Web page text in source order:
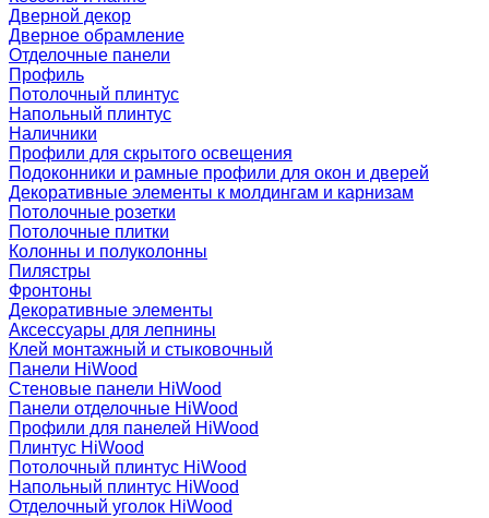
Дверной декор
Дверное обрамление
Отделочные панели
Профиль
Потолочный плинтус
Напольный плинтус
Наличники
Профили для скрытого освещения
Подоконники и рамные профили для окон и дверей
Декоративные элементы к молдингам и карнизам
Потолочные розетки
Потолочные плитки
Колонны и полуколонны
Пилястры
Фронтоны
Декоративные элементы
Аксессуары для лепнины
Клей монтажный и стыковочный
Панели HiWood
Стеновые панели HiWood
Панели отделочные HiWood
Профили для панелей HiWood
Плинтус HiWood
Потолочный плинтус HiWood
Напольный плинтус HiWood
Отделочный уголок HiWood